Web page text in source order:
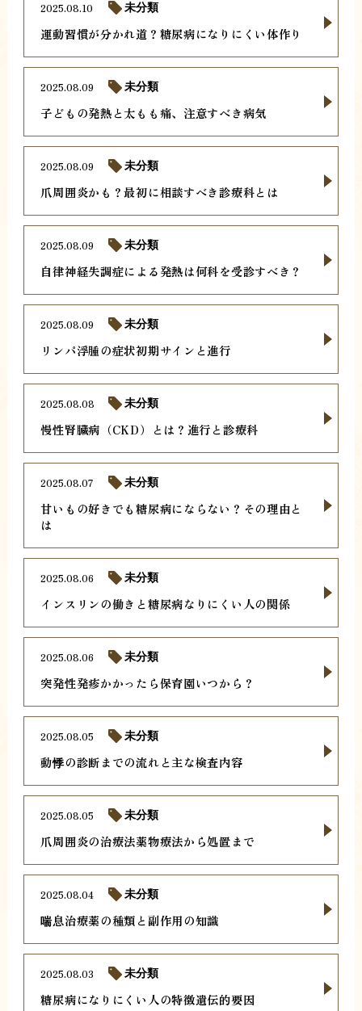
運動習慣が分かれ道？糖尿病になりにくい体作り
2025.08.10 未分類
子どもの発熱と太もも痛、注意すべき病気
2025.08.09 未分類
爪周囲炎かも？最初に相談すべき診療科とは
2025.08.09 未分類
自律神経失調症による発熱は何科を受診すべき？
2025.08.09 未分類
リンパ浮腫の症状初期サインと進行
2025.08.09 未分類
慢性腎臓病（CKD）とは？進行と診療科
2025.08.08 未分類
甘いもの好きでも糖尿病にならない？その理由と
は
2025.08.07 未分類
インスリンの働きと糖尿病なりにくい人の関係
2025.08.06 未分類
突発性発疹かかったら保育園いつから？
2025.08.06 未分類
動悸の診断までの流れと主な検査内容
2025.08.05 未分類
爪周囲炎の治療法薬物療法から処置まで
2025.08.05 未分類
喘息治療薬の種類と副作用の知識
2025.08.04 未分類
糖尿病になりにくい人の特徴遺伝的要因
2025.08.03 未分類